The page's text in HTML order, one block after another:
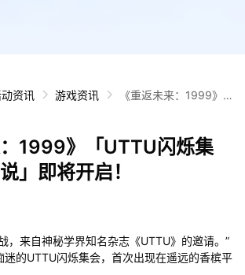
资讯 游戏资讯
《重返未来：1999》
：1999》「UTTU闪烁集
」即将开启！
，来自神秘学界知名杂志《UTTU》的邀请。”
迷的UTTU闪烁集会，首次出现在遥远的香槟平